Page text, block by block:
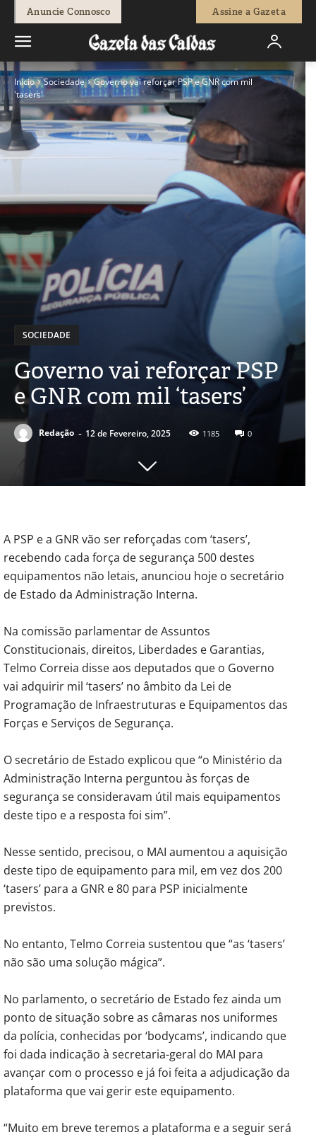
Anuncie Connosco Assine a Gazeta
Início Sociedade
Governo vai reforçar PSP e GNR com mil
'tasers'
SOCIEDADE
Governo vai reforçar PSP
e GNR com mil ‘tasers’
Redação - 12 de Fevereiro, 2025 1185 0
A PSP e a GNR vão ser reforçadas com ‘tasers’,
recebendo cada força de segurança 500 destes
equipamentos não letais, anunciou hoje o secretário
de Estado da Administração Interna.
Na comissão parlamentar de Assuntos
Constitucionais, direitos, Liberdades e Garantias,
Telmo Correia disse aos deputados que o Governo
vai adquirir mil ‘tasers’ no âmbito da Lei de
Programação de Infraestruturas e Equipamentos das
Forças e Serviços de Segurança.
O secretário de Estado explicou que “o Ministério da
Administração Interna perguntou às forças de
segurança se consideravam útil mais equipamentos
deste tipo e a resposta foi sim”.
Nesse sentido, precisou, o MAI aumentou a aquisição
deste tipo de equipamento para mil, em vez dos 200
‘tasers’ para a GNR e 80 para PSP inicialmente
previstos.
No entanto, Telmo Correia sustentou que “as ‘tasers’
não são uma solução mágica”.
No parlamento, o secretário de Estado fez ainda um
ponto de situação sobre as câmaras nos uniformes
da polícia, conhecidas por ‘bodycams’, indicando que
foi dada indicação à secretaria-geral do MAI para
avançar com o processo e já foi feita a adjudicação da
plataforma que vai gerir este equipamento.
“Muito em breve teremos a plataforma e a seguir será